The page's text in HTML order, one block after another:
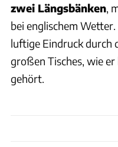
zwei Längsbänken,
bei englischem
luftige Eindruck durch
großen Tisches, wie
gehört.